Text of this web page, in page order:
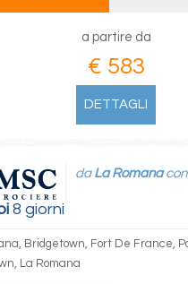
a partire da
€ 583
DETTAGLI
8 giorni
da La Romanacon
Bridgetown, Fort De France,
La Romana